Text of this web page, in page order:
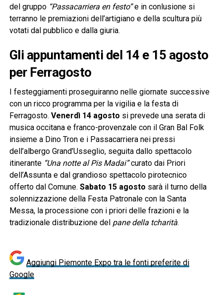
del gruppo “Passacarriera en festo”e in conlusione si
terranno le premiazioni dell’artigiano e della scultura più
votati dal pubblico e dalla giuria.
Gli appuntamenti del 14 e 15 agosto
per Ferragosto
I festeggiamenti proseguiranno nelle giornate successive
con un ricco programma per la vigilia e la festa di
Ferragosto. Venerdì 14 agosto si prevede una serata di
musica occitana e franco-provenzale con il Gran Bal Folk
insieme a Dino Tron e i Passacarriera nei pressi
dell’albergo Grand’Usseglio, seguita dallo spettacolo
itinerante “Una notte al Pis Madai”curato dai Priori
dell’Assunta e dal grandioso spettacolo pirotecnico
offerto dal Comune. Sabato 15 agosto sarà il turno della
solennizzazione della Festa Patronale con la Santa
Messa, la processione con i priori delle frazioni e la
tradizionale distribuzione del pane della tcharità.
Aggiungi Piemonte Expo tra le fonti preferite di
Google